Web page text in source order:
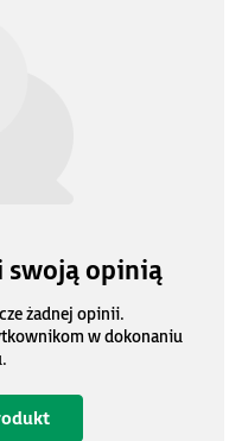
swoją opinią
żadnej opinii.
w dokonaniu